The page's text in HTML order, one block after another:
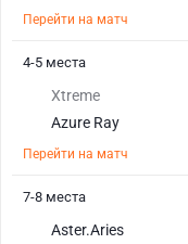
Перейти на матч
Xtreme
Azure Ray
Перейти на матч
4-5 места
Aster.Aries
7-8 места